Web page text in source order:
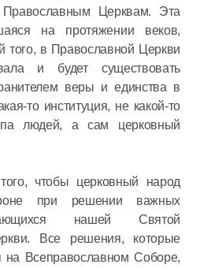
Церквам. Эта
на протяжении веков,
того, в Православной Церкви
и будет существовать
веры и единства в
то институция, не какой-то
людей, а сам церковный
чтобы церковный народ
при решении важных
нашей Святой
Все решения, которые
на Всеправославном Соборе,